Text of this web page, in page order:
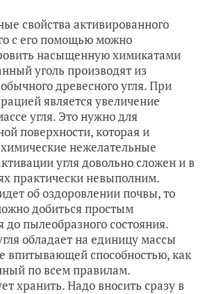
свойства активированного
с его помощью можно
насыщенную химикатами
уголь производят из
древесного угля. При
является увеличение
угля. Это нужно для
поверхности, которая и
нежелательные
угля довольно сложен и в
практически невыполним.
об оздоровлении почвы, то
добиться простым
до пылеобразного состояния.
обладает на единицу массы
впитывающей способностью, как
по всем правилам.
хранить. Надо вносить сразу в